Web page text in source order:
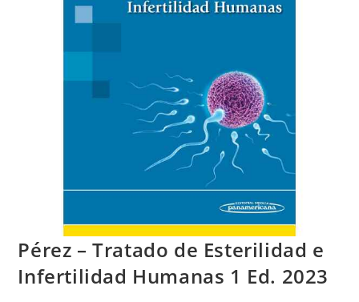
Pérez – Tratado de Esterilidad e
Infertilidad Humanas 1 Ed. 2023